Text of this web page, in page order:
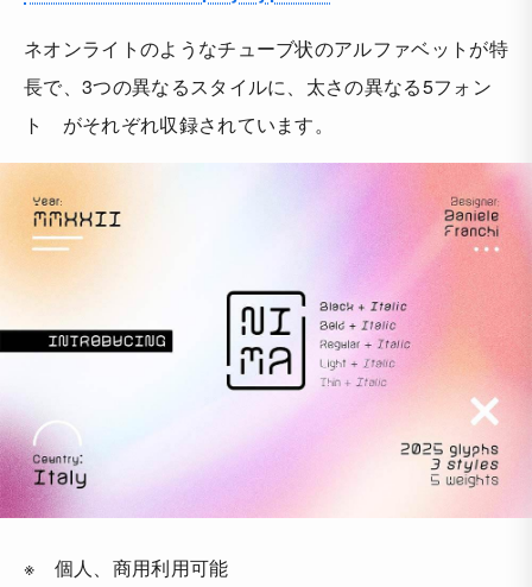
ネオンライトのようなチューブ状のアルファベットが特
長で、3つの異なるスタイルに、太さの異なる5フォン
ト がそれぞれ収録されています。
※ 個人、商用利用可能